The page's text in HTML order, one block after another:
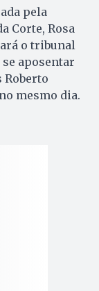
pela
Corte, Rosa
o tribunal
se aposentar
Roberto
mesmo dia.